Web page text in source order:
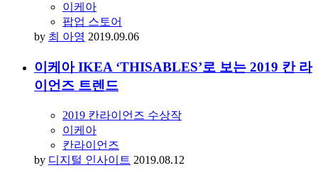
이케아
팝업 스토어
by 최 아영 2019.09.06
이케아 IKEA ‘THISABLES’로 보는 2019 칸 라
이언즈 트렌드
2019 칸라이언즈 수상작
이케아
칸라이언즈
by 디지털 인사이트 2019.08.12